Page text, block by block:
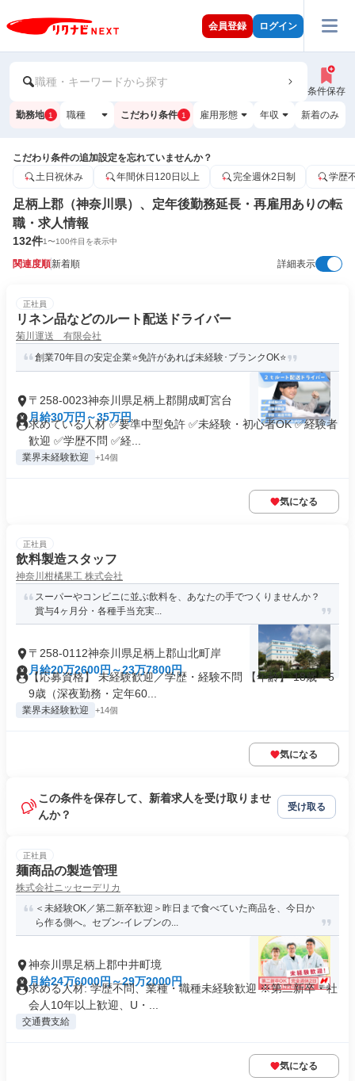
会員登録 ログイン
職種・キーワードから探す
条件保存
勤務地 1 職種 こだわり条件 1 雇用形態 年収 新着のみ
こだわり条件の追加設定を忘れていませんか？
土日祝休み
年間休日120日以上 完全週休2日制 学歴
足柄上郡（神奈川県）、定年後勤務延長・再雇用ありの転
職・求人情報
132件1〜100件目を表示中
関連度順新着順 詳細表示
正社員
リネン品などのルート配送ドライバー
菊川運送 有限会社
創業70年目の安定企業⭐免許があれば未経験･ブランクOK⭐
〒258-0023神奈川県足柄上郡開成町宮台
月給30万円～35万円
求めている人材 ✅要準中型免許 ✅未経験・初心者OK ✅経験者
歓迎 ✅学歴不問 ✅経...
業界未経験歓迎 +14個
気になる
正社員
飲料製造スタッフ
神奈川柑橘果工 株式会社
スーパーやコンビニに並ぶ飲料を、あなたの手でつくりませんか？
賞与4ヶ月分・各種手当充実...
〒258-0112神奈川県足柄上郡山北町岸
月給20万2600円～23万7800円
【応募資格】 未経験歓迎／学歴・経験不問 【年齢】 18歳～5
9歳（深夜勤務・定年60...
業界未経験歓迎 +14個
気になる
この条件を保存して、新着求人を受け取りませ
んか？
受け取る
正社員
麺商品の製造管理
株式会社ニッセーデリカ
＜未経験OK／第二新卒歓迎＞昨日まで食べていた商品を、今日か
ら作る側へ。セブン-イレブンの...
神奈川県足柄上郡中井町境
月給24万6000円～29万2000円
求める人材: 学歴不問、業種・職種未経験歓迎 ※第二新卒・社
会人10年以上歓迎、U・...
交通費支給
気になる